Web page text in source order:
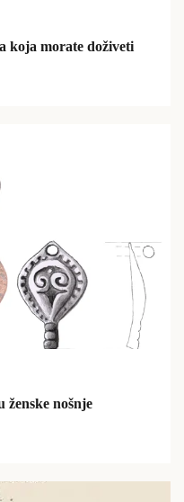
koja morate doživeti
nošnje